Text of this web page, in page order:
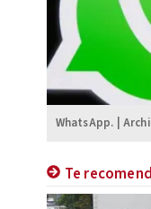
WhatsApp. |
Te